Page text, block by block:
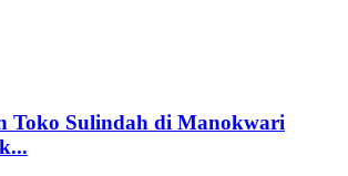
Toko Sulindah di Manokwari